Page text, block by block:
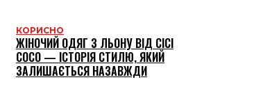
КОРИСНО
ЖІНОЧИЙ ОДЯГ З ЛЬОНУ ВІД CICI
COCO — ІСТОРІЯ СТИЛЮ, ЯКИЙ
ЗАЛИШАЄТЬСЯ НАЗАВЖДИ